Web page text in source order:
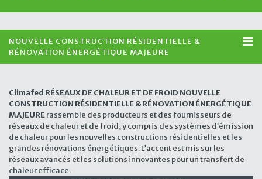
NOUVELLE CONSTRUCTION RÉSIDENTIELLE &
RÉNOVATION ÉNERGÉTIQUE MAJEURE
Climafed RÉSEAUX DE CHALEUR ET DE FROID NOUVELLE
CONSTRUCTION RÉSIDENTIELLE & RÉNOVATION ÉNERGÉTIQUE
MAJEURErassemble des producteurs et des fournisseurs de
réseaux de chaleur et de froid, y compris des systèmes d’émission
de chaleur pour les nouvelles constructions résidentielles et les
grandes rénovations énergétiques. L’accent est mis sur les
réseaux avancés et les solutions innovantes pour un transfert de
chaleur efficace.